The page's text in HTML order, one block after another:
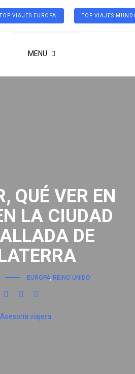
TOP VIAJES EUROPA TOP VIAJES
MENU
QUÉ VER EN
LA CIUDAD
DE
EUROPA, REINO UNIDO